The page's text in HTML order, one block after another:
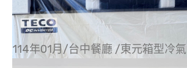
114年01月/台中餐廳 /東元箱型冷氣